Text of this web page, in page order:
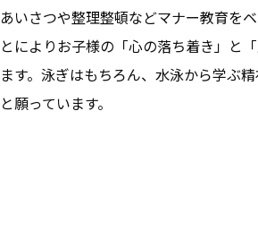
あいさつや整理整頓などマナー教育を
とによりお子様の「心の落ち着き」と
ます。泳ぎはもちろん、水泳から学ぶ
と願っています。